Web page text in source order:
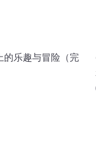
的乐趣与冒险（完